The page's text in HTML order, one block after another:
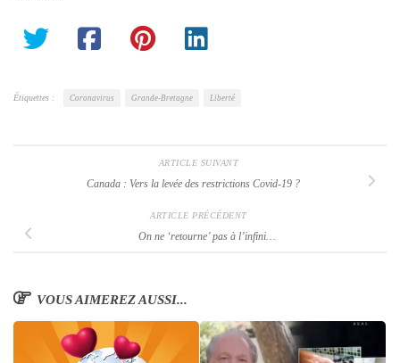
Étiquettes : Coronavirus Grande-Bretagne Liberté
ARTICLE SUIVANT
Canada : Vers la levée des restrictions Covid-19 ?
ARTICLE PRÉCÉDENT
On ne ‘retourne’ pas à l’infini…
VOUS AIMEREZ AUSSI...